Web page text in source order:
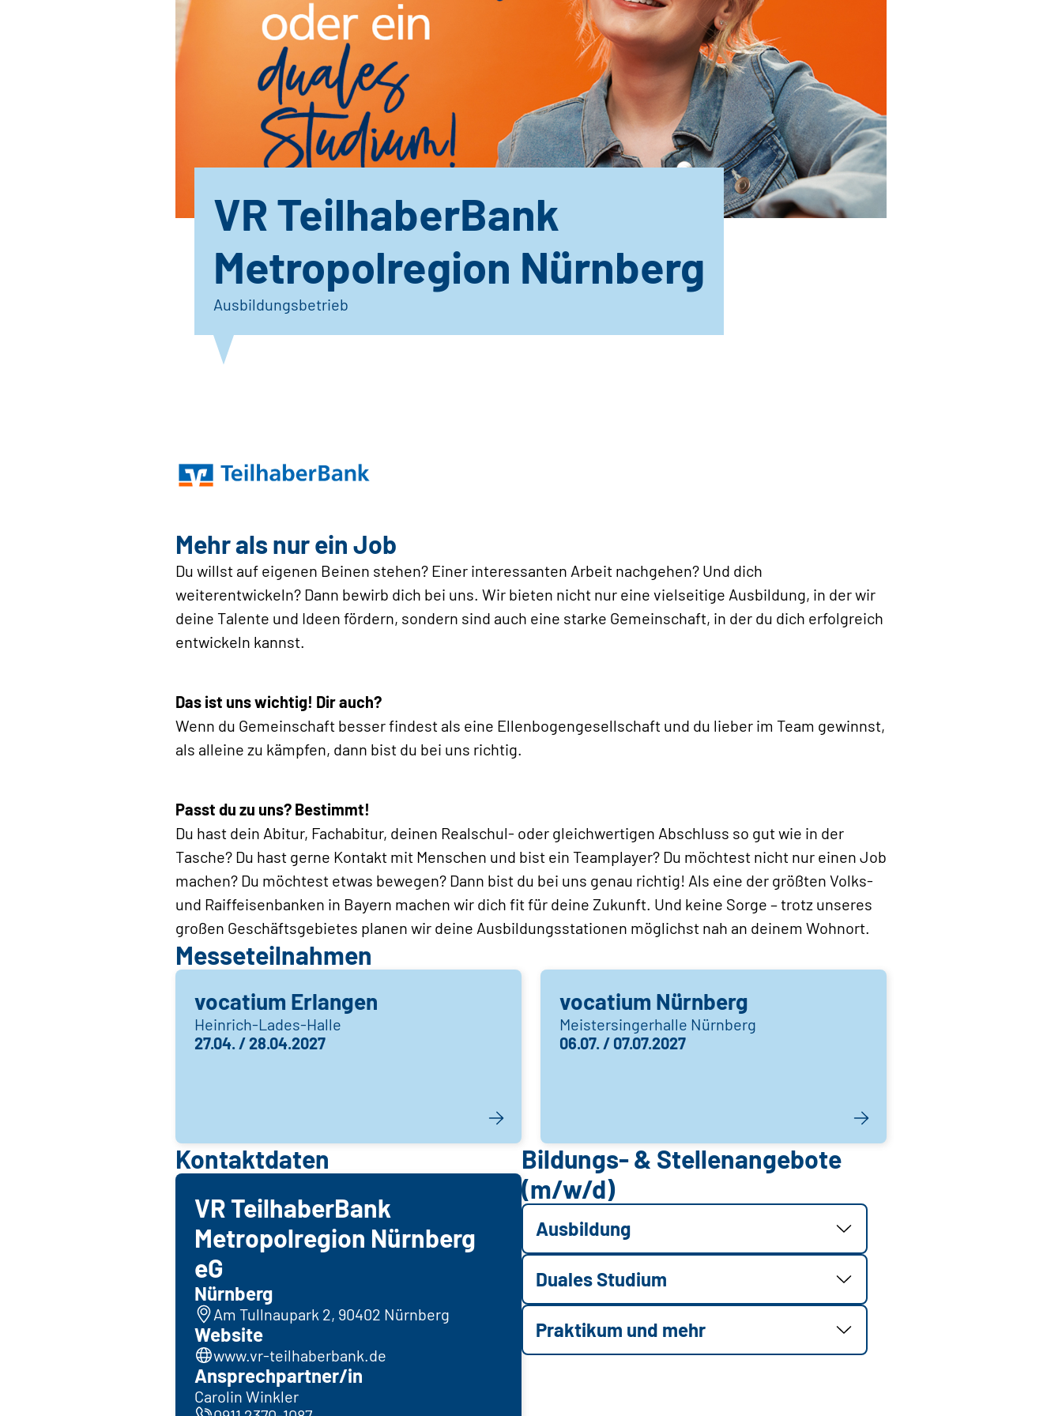
VR TeilhaberBank
Metropolregion Nürnberg
Ausbildungsbetrieb
Mehr als nur ein Job
Du willst auf eigenen Beinen stehen? Einer interessanten Arbeit nachgehen? Und dich
weiterentwickeln? Dann bewirb dich bei uns. Wir bieten nicht nur eine vielseitige Ausbildung, in der wir
deine Talente und Ideen fördern, sondern sind auch eine starke Gemeinschaft, in der du dich erfolgreich
entwickeln kannst.
Das ist uns wichtig! Dir auch?
Wenn du Gemeinschaft besser findest als eine Ellenbogengesellschaft und du lieber im Team gewinnst,
als alleine zu kämpfen, dann bist du bei uns richtig.
Passt du zu uns? Bestimmt!
Du hast dein Abitur, Fachabitur, deinen Realschul- oder gleichwertigen Abschluss so gut wie in der
Tasche? Du hast gerne Kontakt mit Menschen und bist ein Teamplayer? Du möchtest nicht nur einen Job
machen? Du möchtest etwas bewegen? Dann bist du bei uns genau richtig! Als eine der größten Volks-
und Raiffeisenbanken in Bayern machen wir dich fit für deine Zukunft. Und keine Sorge – trotz unseres
großen Geschäftsgebietes planen wir deine Ausbildungsstationen möglichst nah an deinem Wohnort.
Messeteilnahmen
vocatium Erlangen
Heinrich-Lades-Halle
27.04. / 28.04.2027
vocatium Nürnberg
Meistersingerhalle Nürnberg
06.07. / 07.07.2027
Kontaktdaten
VR TeilhaberBank
Metropolregion Nürnberg
eG
Nürnberg
Am Tullnaupark 2, 90402 Nürnberg
Website
www.vr-teilhaberbank.de
Ansprechpartner/in
Carolin Winkler
Bildungs- & Stellenangebote
(m/w/d)
Ausbildung
Duales Studium
Praktikum und mehr